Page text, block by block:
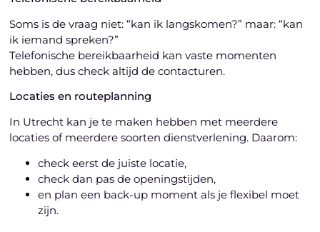
Soms is de vraag niet: “kan ik langskomen?” maar: “kan
ik iemand spreken?”
Telefonische bereikbaarheid kan vaste momenten
hebben, dus check altijd de contacturen.
Locaties en routeplanning
In Utrecht kan je te maken hebben met meerdere
locaties of meerdere soorten dienstverlening. Daarom:
check eerst de juiste locatie,
check dan pas de openingstijden,
en plan een back-up moment als je flexibel moet
zijn.